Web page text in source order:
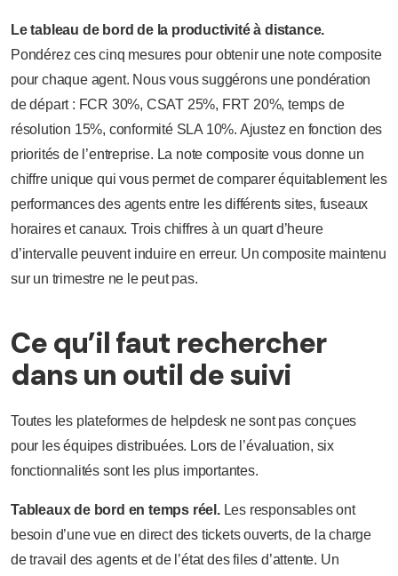
Le tableau de bord de la productivité à distance.
Pondérez ces cinq mesures pour obtenir une note composite
pour chaque agent. Nous vous suggérons une pondération
de départ : FCR 30%, CSAT 25%, FRT 20%, temps de
résolution 15%, conformité SLA 10%. Ajustez en fonction des
priorités de l’entreprise. La note composite vous donne un
chiffre unique qui vous permet de comparer équitablement les
performances des agents entre les différents sites, fuseaux
horaires et canaux. Trois chiffres à un quart d’heure
d’intervalle peuvent induire en erreur. Un composite maintenu
sur un trimestre ne le peut pas.
Ce qu’il faut rechercher
dans un outil de suivi
Toutes les plateformes de helpdesk ne sont pas conçues
pour les équipes distribuées. Lors de l’évaluation, six
fonctionnalités sont les plus importantes.
Tableaux de bord en temps réel.Les responsables ont
besoin d’une vue en direct des tickets ouverts, de la charge
de travail des agents et de l’état des files d’attente. Un